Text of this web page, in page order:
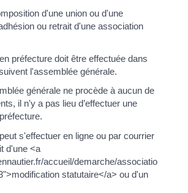
d'une union ou d'une
ou retrait d'une association
préfecture doit être effectuée dans
l'assemblée générale.
générale ne procède à aucun de
il n'y a pas lieu d’effectuer une
s'effectuer en ligne ou par courrier
d'une <a
accueil/demarche/associatio
statutaire</a> ou d'un